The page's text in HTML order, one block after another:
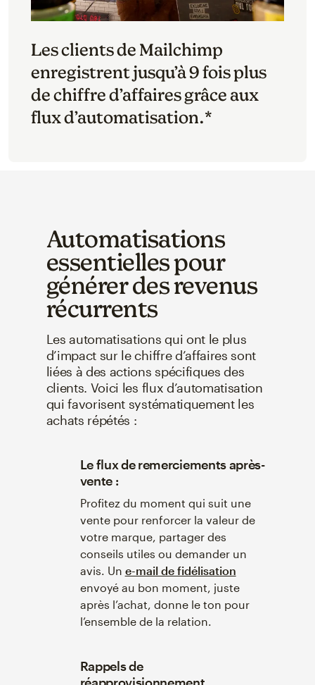
Les clients de Mailchimp
enregistrent jusqu’à 9 fois plus
de chiffre d’affaires grâce aux
flux d’automatisation.*
Automatisations
essentielles pour
générer des revenus
récurrents
Les automatisations qui ont le plus
d’impact sur le chiffre d’affaires sont
liées à des actions spécifiques des
clients. Voici les flux d’automatisation
qui favorisent systématiquement les
achats répétés :
Le flux de remerciements après-
vente :
Profitez du moment qui suit une
vente pour renforcer la valeur de
votre marque, partager des
conseils utiles ou demander un
avis. Un e-mail de fidélisation
envoyé au bon moment, juste
après l’achat, donne le ton pour
l’ensemble de la relation.
Rappels de